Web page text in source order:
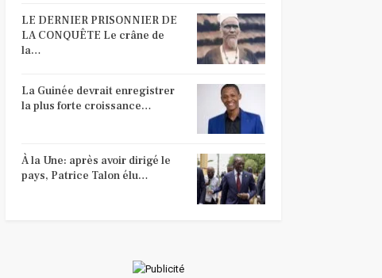
LE DERNIER PRISONNIER DE
LA CONQUÊTE Le crâne de
la…
La Guinée devrait enregistrer
la plus forte croissance…
À la Une: après avoir dirigé le
pays, Patrice Talon élu…